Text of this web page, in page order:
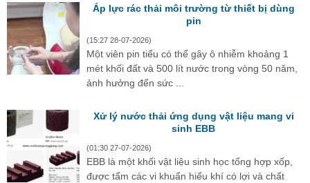
Áp lực rác thải môi trường từ thiết bị dùng
pin
(15:27 28-07-2026)
Một viên pin tiểu có thể gây ô nhiễm khoảng 1
mét khối đất và 500 lít nước trong vòng 50 năm,
ảnh hưởng đến sức ...
Xử lý nước thải ứng dụng vật liệu mang vi
sinh EBB
(01:30 27-07-2026)
EBB là một khối vật liệu sinh học tổng hợp xốp,
được tẩm các vi khuẩn hiếu khí có lợi và chất